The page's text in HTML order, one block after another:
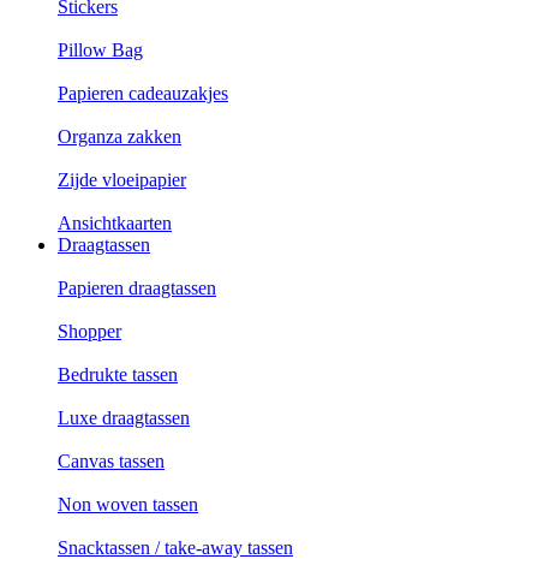
Stickers
Pillow Bag
Papieren cadeauzakjes
Organza zakken
Zijde vloeipapier
Ansichtkaarten
Draagtassen
Papieren draagtassen
Shopper
Bedrukte tassen
Luxe draagtassen
Canvas tassen
Non woven tassen
Snacktassen / take-away tassen